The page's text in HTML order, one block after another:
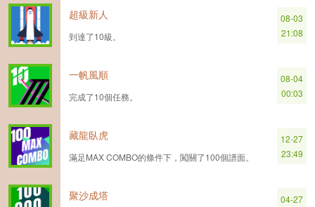
超級新人
到達了10級。
08-03
21:08
一帆風順
完成了10個任務。
08-04
00:03
藏龍臥虎
滿足MAX COMBO的條件下，闖關了100個譜面。
12-27
23:49
聚沙成塔
04-27